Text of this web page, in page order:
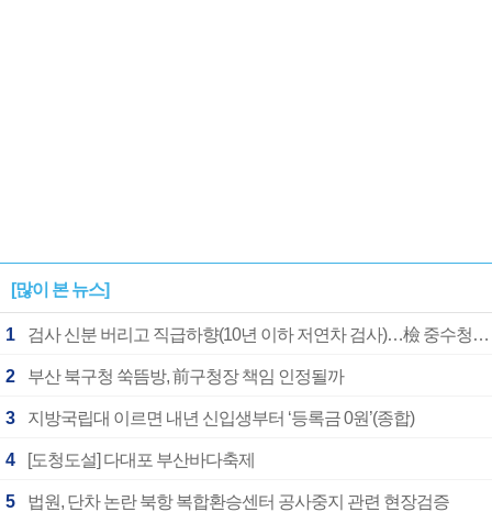
[많이 본 뉴스]
1 검사 신분 버리고 직급하향(10년 이하 저연차 검사)…檢 중수청행 기피
2 부산 북구청 쑥뜸방, 前구청장 책임 인정될까
3 지방국립대 이르면 내년 신입생부터 ‘등록금 0원’(종합)
4 [도청도설] 다대포 부산바다축제
5 법원, 단차 논란 북항 복합환승센터 공사중지 관련 현장검증